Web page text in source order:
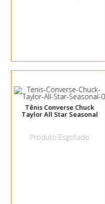
Tênis Converse Chuck
Taylor All Star Seasonal
Produto Esgotado